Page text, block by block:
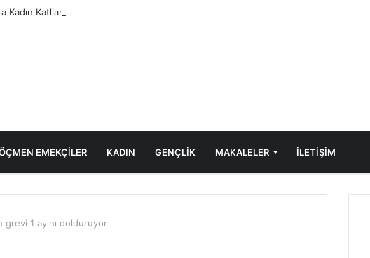
Kadın Katliamı Girişimine Karşı Kadınlar Sokaktaydı
EMEKÇİLER KADIN GENÇLİK MAKALELER ILETIŞIM
grevi 1 ayını dolduruyor